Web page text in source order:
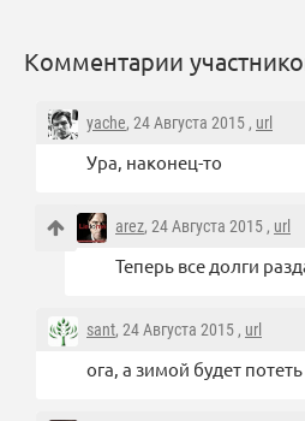
Комментарии
yache, 24 Августа 2015 , url
Ура, наконец-то
arez, 24 Августа 2015 , url
Теперь все долги
sant, 24 Августа 2015 , url
ога, а зимой будет